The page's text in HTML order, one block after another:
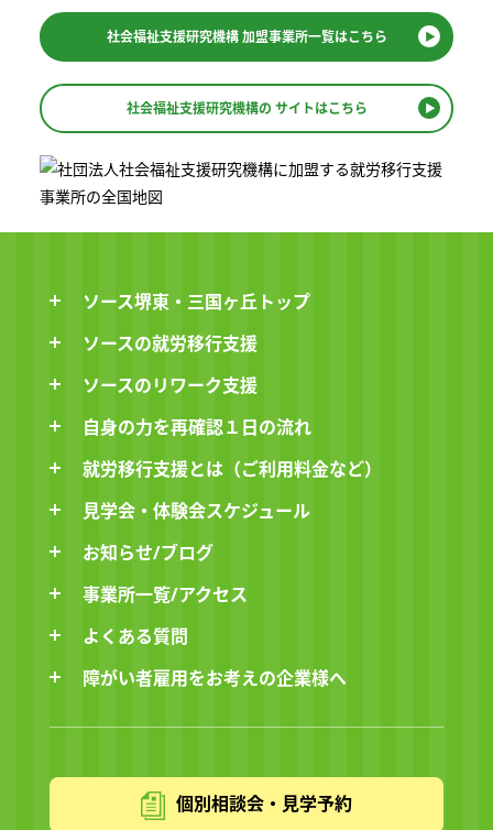
社会福祉支援研究機構加盟事業所一覧はこちら
社会福祉支援研究機構の サイトはこちら
ソース堺東・三国ヶ丘トップ
ソースの就労移行支援
ソースのリワーク支援
自身の力を再確認１日の流れ
就労移行支援とは（ご利用料金など）
見学会・体験会スケジュール
お知らせ/ブログ
事業所一覧/アクセス
よくある質問
障がい者雇用をお考えの企業様へ
個別相談会・見学予約